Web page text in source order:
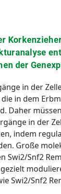
der
in der
in dem
Daher
in der
indem
Große
Swi2/Snf2
Swi2/Snf2